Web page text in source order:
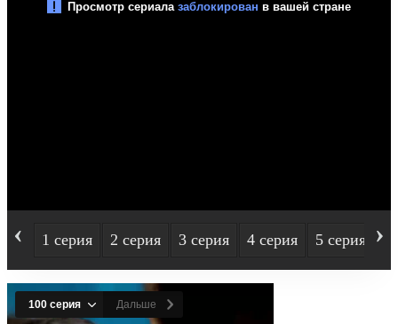
‹ 1 серия 2 серия 3 серия 4 серия 5 серия ›